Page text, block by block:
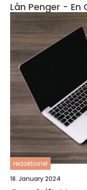
Lån Penger - En
redaktionel
18. January 2024